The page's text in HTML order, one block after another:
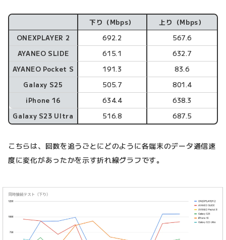
下り（Mbps）
上り（Mbps）
ONEXPLAYER 2
692.2
567.6
AYANEO SLIDE
615.1
632.7
AYANEO Pocket S
191.3
83.6
Galaxy S25
505.7
801.4
iPhone 16
634.4
638.3
Galaxy S23 Ultra
516.8 687.5
こちらは、回数を追うごとにどのように各端末のデータ通信速
度に変化があったかを示す折れ線グラフです。